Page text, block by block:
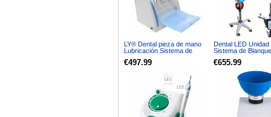
LY® Dental pieza de mano
Lubricación Sistema de
€497.99
Dental LED Unidad
Sistema de
de Dientes
de Blanqueo con
€655.99